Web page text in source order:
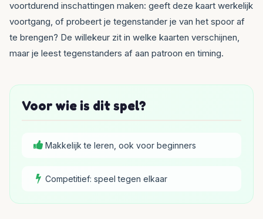
voortdurend inschattingen maken: geeft deze kaart werkelijk
voortgang, of probeert je tegenstander je van het spoor af
te brengen? De willekeur zit in welke kaarten verschijnen,
maar je leest tegenstanders af aan patroon en timing.
Voor wie is dit spel?
Makkelijk te leren, ook voor beginners
Competitief: speel tegen elkaar